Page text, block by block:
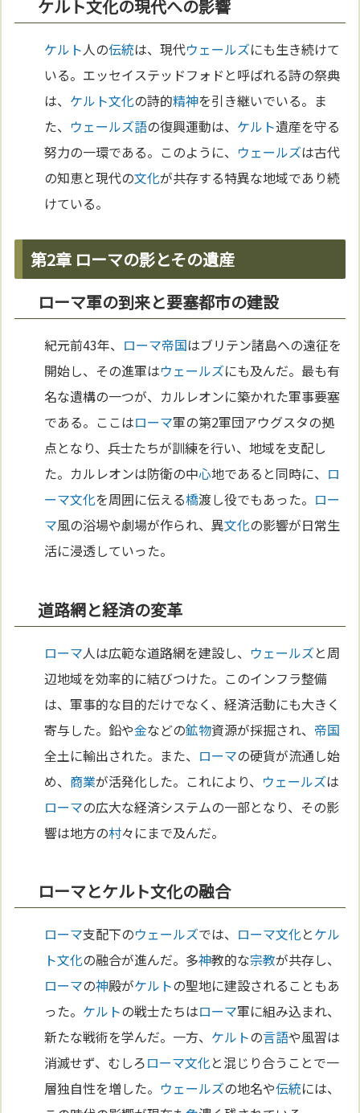
ケルト文化の現代への影響
ケルト人の伝統は、現代ウェールズにも生き続けて
いる。エッセイステッドフォドと呼ばれる詩の祭典
は、 ケルト文化の詩的精神を引き継いでいる。ま
た、 ウェールズ語の復興運動は、 ケルト遺産を守る
努力の一環である。このように、 ウェールズは古代
の知恵と現代の文化が共存する特異な地域であり続
けている。
第2章 ローマの影とその遺産
ローマ軍の到来と要塞都市の建設
紀元前43年、 ローマ帝国はブリテン諸島への遠征を
開始し、その進軍はウェールズにも及んだ。最も有
名な遺構の一つが、カルレオンに築かれた軍事要塞
である。ここはローマ軍の第2軍団アウグスタの拠
点となり、兵士たちが訓練を行い、地域を支配し
た。カルレオンは防衛の中心地であると同時に、 ロ
ーマ文化を周囲に伝える橋渡し役でもあった。 ロー
マ風の浴場や劇場が作られ、異文化の影響が日常生
活に浸透していった。
道路網と経済の変革
ローマ人は広範な道路網を建設し、 ウェールズと周
辺地域を効率的に結びつけた。このインフラ整備
は、軍事的な目的だけでなく、経済活動にも大きく
寄与した。鉛や金などの鉱物資源が採掘され、 帝国
全土に輸出された。また、 ローマの硬貨が流通し始
め、 商業が活発化した。これにより、 ウェールズは
ローマの広大な経済システムの一部となり、その影
響は地方の村々にまで及んだ。
ローマとケルト文化の融合
ローマ支配下のウェールズでは、 ローマ文化とケル
ト文化の融合が進んだ。多神教的な宗教が共存し、
ローマの神殿がケルトの聖地に建設されることもあ
った。 ケルトの戦士たちはローマ軍に組み込まれ、
新たな戦術を学んだ。一方、 ケルトの言語や風習は
消滅せず、むしろローマ文化と混じり合うことで一
層独自性を増した。 ウェールズの地名や伝統には、